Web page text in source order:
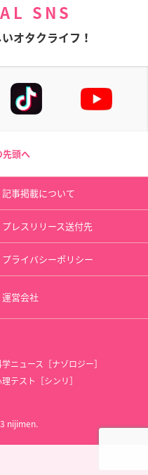
SNS
オタクライフ！
先頭へ
記事掲載について
プレスリリース送付先
プライバシーポリシー
運営会社
ニュース［ナゾロジー］
テスト［シンリ］
nijimen.